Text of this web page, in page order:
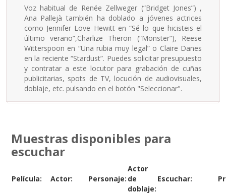
Voz habitual de Renée Zellweger (“Bridget Jones”) ,
Ana Pallejà también ha doblado a jóvenes actrices
como Jennifer Love Hewitt en “Sé lo que hicisteis el
último verano”,Charlize Theron (“Monster”), Reese
Witterspoon en “Una rubia muy legal” o Claire Danes
en la reciente “Stardust”. Puedes solicitar presupuesto
y contratar a este locutor para grabación de cuñas
publicitarias, spots de TV, locución de audiovisuales,
doblaje, etc. pulsando en el botón "Seleccionar".
Muestras disponibles para
escuchar
Película: Actor: Personaje:
Actor
de
doblaje:
Escuchar: